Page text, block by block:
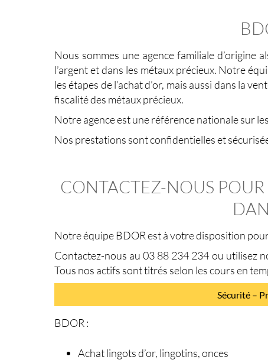
Nous sommes une agence familiale d’origine
l’argent et dans les métaux précieux. Notre
les étapes de l’achat d’or, mais aussi dans la
fiscalité des métaux précieux.
Notre agence est une référence nationale sur
Nos prestations sont confidentielles et
CONTACTEZ-NOUS
Notre équipe BDOR est à votre disposition pour
Contactez-nous au 03 88 234 234 ou utilisez
Tous nos actifs sont titrés selon les cours en
Sécurité –
BDOR :
Achat lingots d’or, lingotins, onces